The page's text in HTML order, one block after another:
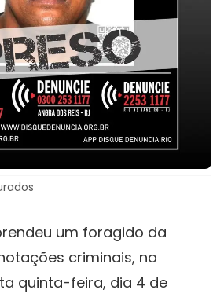
um foragido da
criminais, na
quinta-feira, dia 4 de